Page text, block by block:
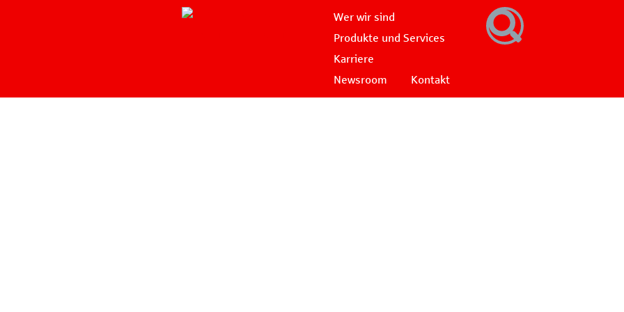
Wer wir sind
Produkte und Services
Karriere
Newsroom
Kontakt